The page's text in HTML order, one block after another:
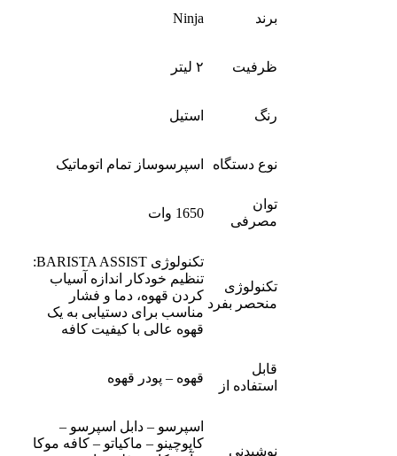
برند Ninja
ظرفیت ۲ لیتر
رنگ استیل
نوع دستگاه اسپرسوساز تمام اتوماتیک
توان
مصرفی
1650 وات
تکنولوژی
منحصر بفرد
تکنولوژی BARISTA ASSIST:
تنظیم خودکار اندازه آسیاب
کردن قهوه، دما و فشار
مناسب برای دستیابی به یک
قهوه عالی با کیفیت کافه
قابل
استفاده از
قهوه – پودر قهوه
نوشیدنی
اسپرسو – دابل اسپرسو –
کاپوچینو – ماکیاتو – کافه موکا